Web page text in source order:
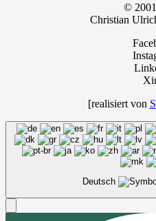
©
Chris­ti­an
[rea­li­siert von
Deutsch